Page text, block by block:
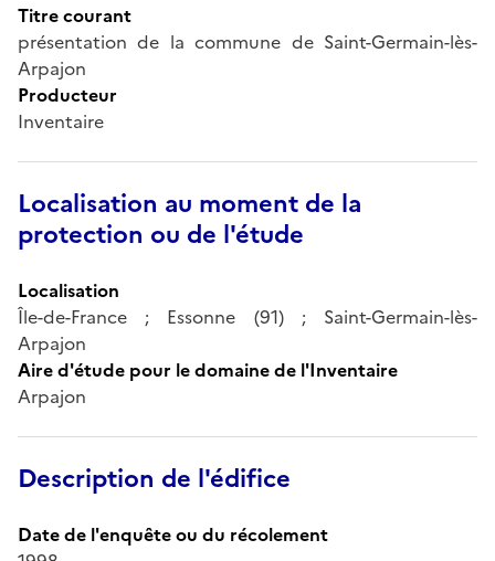
Titre courant
présentation de la commune de Saint-Germain-lès-
Arpajon
Producteur
Inventaire
Localisation au moment de la
protection ou de l'étude
Localisation
Île-de-France ; Essonne (91) ; Saint-Germain-lès-
Arpajon
Aire d'étude pour le domaine de l'Inventaire
Arpajon
Description de l'édifice
Date de l'enquête ou du récolement